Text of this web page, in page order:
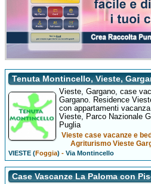
Tenuta Montincello, Vieste,
Vieste, Gargano, case
Gargano. Residence
con appartamenti
Vieste, Parco Nazionale
Puglia
Vieste case vacanze e
Agriturismo Vieste
VIESTE (Foggia) -Via Montincello
Case Vascanze La Paloma con